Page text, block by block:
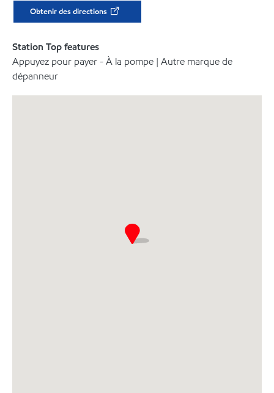
Obtenir des directions
Station Top features
Appuyez pour payer - À la pompe | Autre marque de
dépanneur